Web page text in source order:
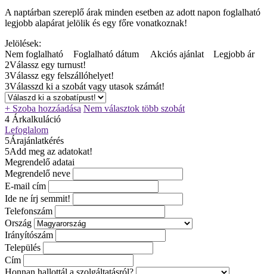
A naptárban szereplő árak minden esetben az adott napon foglalható
legjobb alapárat jelölik és egy főre vonatkoznak!
Jelölések:
Nem foglalható
Foglalható dátum Akciós ajánlat
Legjobb ár
2Válassz egy turnust!
3Válassz egy felszállóhelyet!
3Válasszd ki a szobát vagy utasok számát!
+ Szoba hozzáadása Nem választok több szobát
4 Árkalkuláció
Lefoglalom
5Árajánlatkérés
5Add meg az adatokat!
Megrendelő adatai
Megrendelő neve
E-mail cím
Ide ne írj semmit!
Telefonszám
Ország
Irányítószám
Település
Cím
Honnan hallottál a szolgáltatásról?